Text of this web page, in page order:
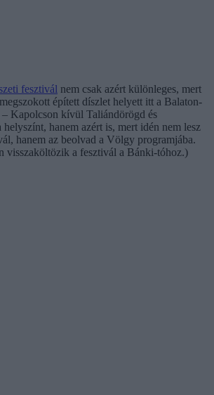
fesztivál nem csak azért különleges, mert
épített díszlet helyett itt a Balaton-
Kapolcson kívül Taliándörögd és
hanem azért is, mert idén nem lesz
hanem az beolvad a Völgy programjába.
visszaköltözik a fesztivál a Bánki-tóhoz.)